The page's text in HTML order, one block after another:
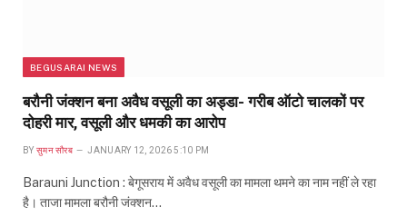
BEGUSARAI NEWS
बरौनी जंक्शन बना अवैध वसूली का अड्डा- गरीब ऑटो चालकों पर
दोहरी मार, वसूली और धमकी का आरोप
BY सुमन सौरब JANUARY 12, 2026 5:10 PM
Barauni Junction : बेगूसराय में अवैध वसूली का मामला थमने का नाम नहीं ले रहा
है। ताजा मामला बरौनी जंक्शन…